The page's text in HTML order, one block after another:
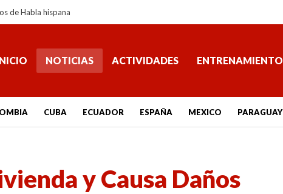
de Habla hispana
NOTICIAS ACTIVIDADES ENTRENAMIENTO
CUBA ECUADOR ESPAÑA MEXICO PARAGUAY
y Causa Daños